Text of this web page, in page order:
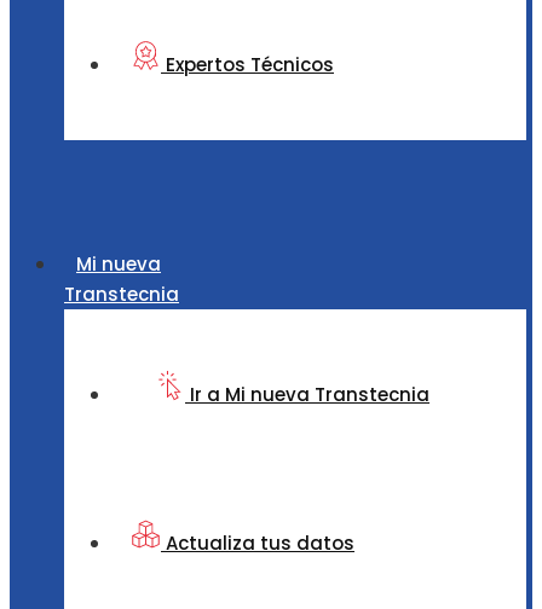
Expertos Técnicos
Mi nueva
Transtecnia
Ir a Mi nueva Transtecnia
Actualiza tus datos